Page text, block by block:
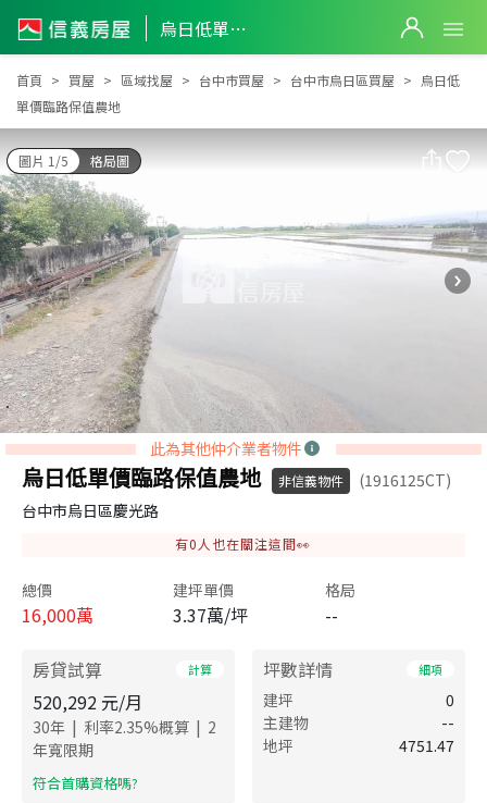
烏日低單價臨路保值農地
烏日低單價臨路保值農地
首頁 買屋 區域找屋 台中市買屋 台中市烏日區買屋
烏日低
單價臨路保值農地
圖片 1/5 格局圖
此為其他仲介業者物件
烏日低單價臨路保值農地 非信義物件
(1916125CT)
台中市烏日區慶光路
有0 人也在關注這間👀
總價
16,000萬
建坪單價
3.37萬/坪
格局
--
房貸試算 計算
520,292 元/月
30年 | 利率2.35%概算 | 2
年寬限期
​符合首購資格嗎?
坪數詳情 細項
建坪
0
主建物
--
地坪
4751.47